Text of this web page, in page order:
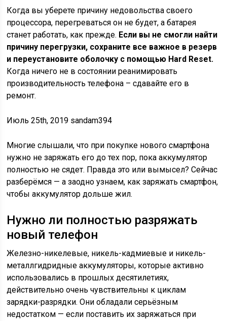
Когда вы уберете причину недовольства своего
процессора, перегреваться он не будет, а батарея
станет работать, как прежде. Если вы не смогли найти
причину перегрузки, сохраните все важное в резерв
и переустановите оболочку с помощью Hard Reset.
Когда ничего не в состоянии реанимировать
производительность телефона – сдавайте его в
ремонт.
Июль 25th, 2019 sandam394
Многие слышали, что при покупке нового смартфона
нужно не заряжать его до тех пор, пока аккумулятор
полностью не сядет. Правда это или вымысел? Сейчас
разберёмся — а заодно узнаем, как заряжать смартфон,
чтобы аккумулятор дольше жил.
Нужно ли полностью разряжать
новый телефон
Железно-никелевые, никель-кадмиевые и никель-
металлгидридные аккумуляторы, которые активно
использовались в прошлых десятилетиях,
действительно очень чувствительны к циклам
зарядки-разрядки. Они обладали серьёзным
недостатком — если поставить их заряжаться при